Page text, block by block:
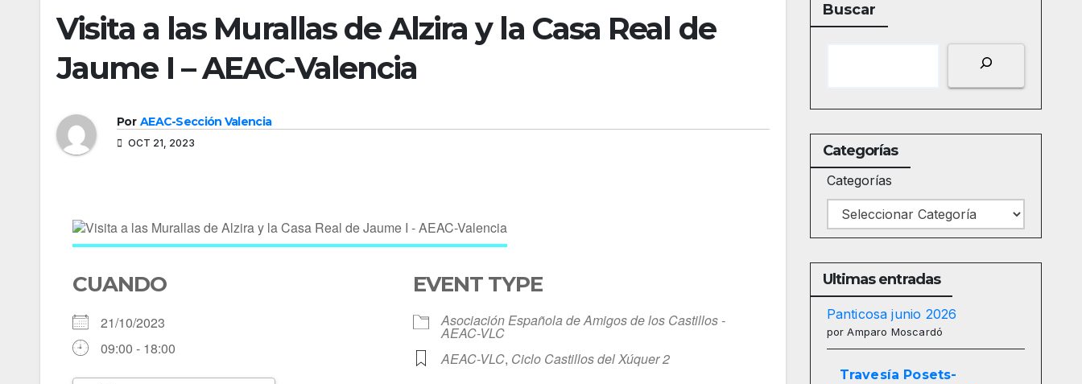
Visita a las Murallas de Alzira y la Casa Real de
Jaume I – AEAC-Valencia
Por AEAC-Sección Valencia
OCT 21, 2023
CUANDO
21/10/2023
09:00 - 18:00
EVENT TYPE
Asociación Española de Amigos de los Castillos -
AEAC-VLC
AEAC-VLC, Ciclo Castillos del Xúquer 2
Buscar
Categorías
Categorías
Ultimas entradas
Panticosa junio 2026
por Amparo Moscardó
Travesía Posets-